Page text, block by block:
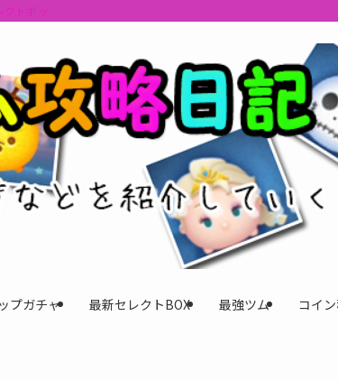
トボックスの情報を最速で提供しビンゴのおすすめツム・キ
プガチャ 最新セレクトBOX 最強ツム コイ